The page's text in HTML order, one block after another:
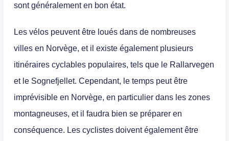
sont généralement en bon état.
Les vélos peuvent être loués dans de nombreuses
villes en Norvège, et il existe également plusieurs
itinéraires cyclables populaires, tels que le Rallarvegen
et le Sognefjellet. Cependant, le temps peut être
imprévisible en Norvège, en particulier dans les zones
montagneuses, et il faudra bien se préparer en
conséquence. Les cyclistes doivent également être